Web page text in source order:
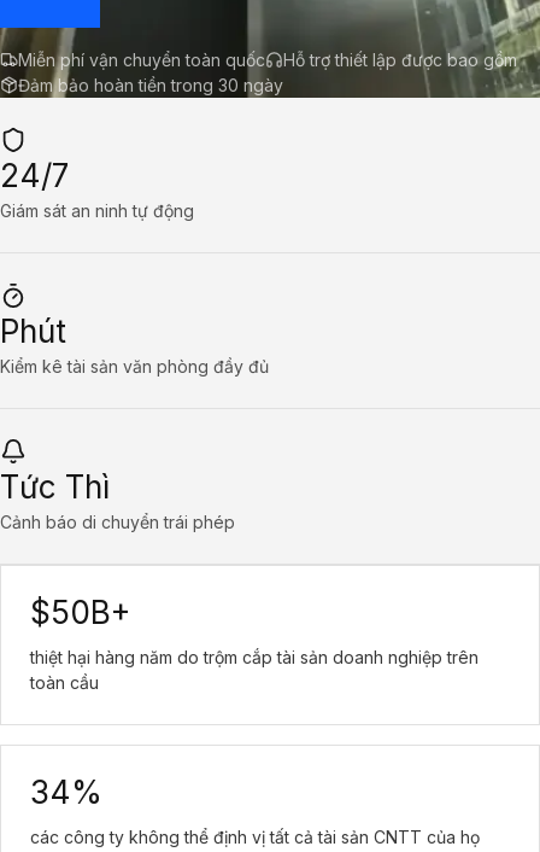
Miễn phí vận chuyển toàn quốc
Hỗ trợ thiết lập được bao gồm
Đảm bảo hoàn tiền trong 30 ngày
24/7
Giám sát an ninh tự động
Phút
Kiểm kê tài sản văn phòng đầy đủ
Tức Thì
Cảnh báo di chuyển trái phép
$50B+
thiệt hại hàng năm do trộm cắp tài sản doanh nghiệp trên
toàn cầu
34%
các công ty không thể định vị tất cả tài sản CNTT của họ